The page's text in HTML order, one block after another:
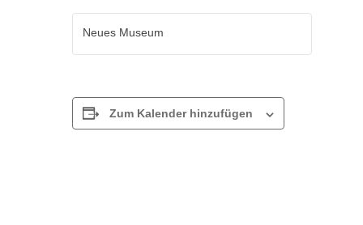
Neues Museum
Zum Kalender hinzufügen